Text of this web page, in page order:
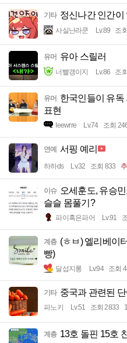
기타 정신나간 인간이
사실난라쿤 Lv.89 조
유머 유아 스릴러
너빨갱이지 Lv.86 조
유머 한국인들이 유
표현
Ieewrre Lv.74 조회
연예 서핑 예리
하하ds Lv.32 조회 833
이슈 오세훈도, 유승
슬슬 몸풀기?
파이혹은파어 Lv.91
계층 (ㅎㅂ) 엘리베이
빵)
달섭지롱 Lv.94 조회
기타 중국과 관련된
파노키 Lv.51 조회 2833
계층 13호 돌핀 15호